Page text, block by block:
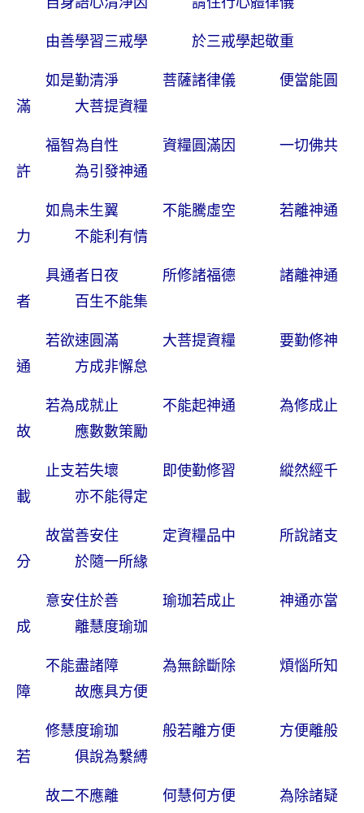
由善學習三戒學 於三戒學起敬重
如是勤清淨 菩薩諸律儀 便當能圓
滿 大菩提資糧
福智為自性 資糧圓滿因 一切佛共
許 為引發神通
如鳥未生翼 不能騰虛空 若離神通
力 不能利有情
具通者日夜 所修諸福德 諸離神通
者 百生不能集
若欲速圓滿 大菩提資糧 要勤修神
通 方成非懈怠
若為成就止 不能起神通 為修成止
故 應數數策勵
止支若失壞 即使勤修習 縱然經千
載 亦不能得定
故當善安住 定資糧品中 所說諸支
分 於隨一所緣
意安住於善 瑜珈若成止 神通亦當
成 離慧度瑜珈
不能盡諸障 為無餘斷除 煩惱所知
障 故應具方便
修慧度瑜珈 般若離方便 方便離般
若 俱說為繫縛
故二不應離 何慧何方便 為除諸疑